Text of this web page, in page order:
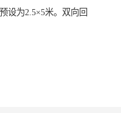
设为2.5×5米。双向回